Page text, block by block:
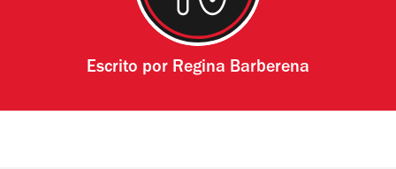
Escrito por Regina Barberena